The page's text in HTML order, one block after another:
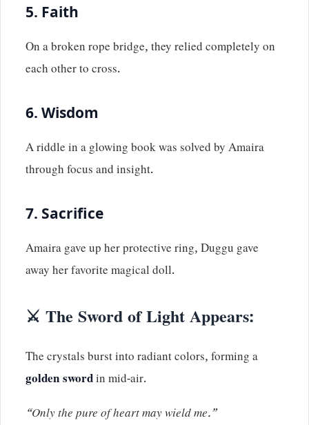
5. Faith
On a broken rope bridge, they relied completely on
each other to cross.
6. Wisdom
A riddle in a glowing book was solved by Amaira
through focus and insight.
7. Sacrifice
Amaira gave up her protective ring, Duggu gave
away her favorite magical doll.
⚔️ The Sword of Light Appears:
The crystals burst into radiant colors, forming a
golden swordin mid-air.
“Only the pure of heart may wield me.”